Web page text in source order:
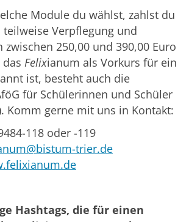
Module du wählst, zahlst du
Verpflegung und
zwischen 250,00 und 390,00 Euro
Felixianum als Vorkurs für ein
ist, besteht auch die
für Schülerinnen und Schüler
Komm gerne mit uns in Kontakt:
118 oder -119
trier.de
Hashtags, die für einen